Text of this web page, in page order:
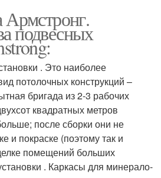
Армстронг.
подвесных
. Это наиболее
потолочных конструкций –
бригада из 2-3 рабочих
квадратных метров
после сборки они не
и покраске (поэтому так и
помещений больших
. Каркасы для минерало-